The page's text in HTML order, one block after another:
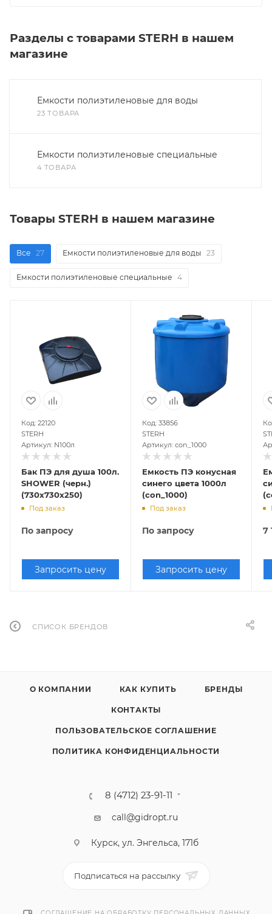
Разделы с товарами STERH в нашем
магазине
Емкости полиэтиленовые для воды
23 ТОВАРА
Емкости полиэтиленовые специальные
4 ТОВАРА
Товары STERH в нашем магазине
Все 27 Емкости полиэтиленовые для воды 23
Емкости полиэтиленовые специальные 4
Код: 22120
STERH
Артикул: N100л
Бак ПЭ для душа 100л.
SHOWER (черн.)
(730х730х250)
Под заказ
По запросу
Запросить цену
Код: 33856
STERH
Артикул: con_1000
Емкость ПЭ конусная
синего цвета 1000л
(con_1000)
Под заказ
По запросу
Запросить цену
7
СПИСОК БРЕНДОВ
О КОМПАНИИ КАК КУПИТЬ БРЕНДЫ
КОНТАКТЫ
ПОЛЬЗОВАТЕЛЬСКОЕ СОГЛАШЕНИЕ
ПОЛИТИКА КОНФИДЕНЦИАЛЬНОСТИ
8 (4712) 23-91-11
call@gidropt.ru
Курск, ул. Энгельса, 171б
Подписаться на рассылку